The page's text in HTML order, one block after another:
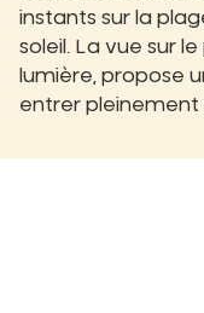
instants sur la
soleil. La vue sur
lumière, propose
entrer pleinement